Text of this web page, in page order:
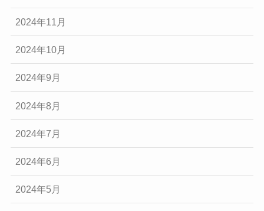
2024年11月
2024年10月
2024年9月
2024年8月
2024年7月
2024年6月
2024年5月